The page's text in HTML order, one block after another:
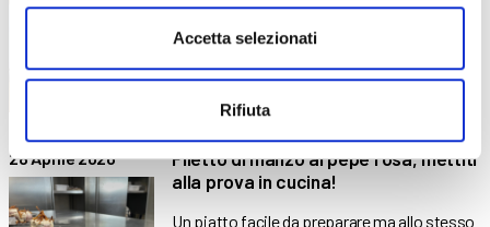
Accetta selezionati
Rifiuta
Il luogo in cui la fantasia viene davvero
messa su
28 Aprile 2026
Filetto di manzo al pepe rosa, mettiti
alla prova in cucina!
Un piatto facile da preparare ma allo stesso